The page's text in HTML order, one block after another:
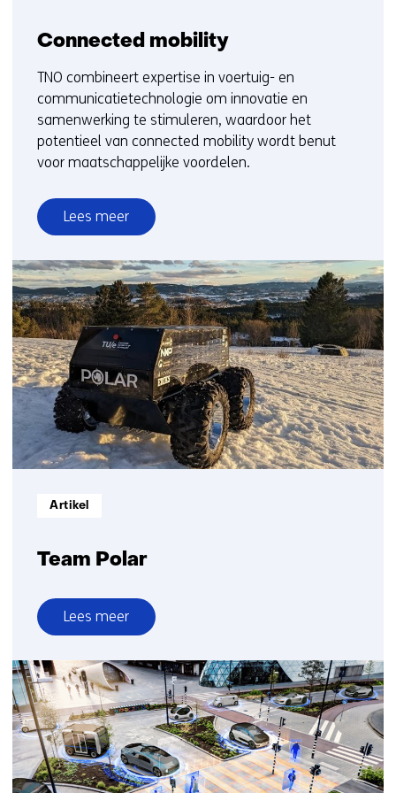
Connected mobility
TNO combineert expertise in voertuig- en
communicatietechnologie om innovatie en
samenwerking te stimuleren, waardoor het
potentieel van connected mobility wordt benut
voor maatschappelijke voordelen.
Lees meer
over
Connected
mobility
Team Polar
Informatietype:
Artikel
Lees meer
over
Team
Polar